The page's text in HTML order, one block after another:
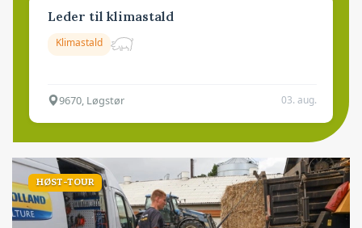
Leder til klimastald
Klimastald
9670, Løgstør 03. aug.
HØST-TOUR